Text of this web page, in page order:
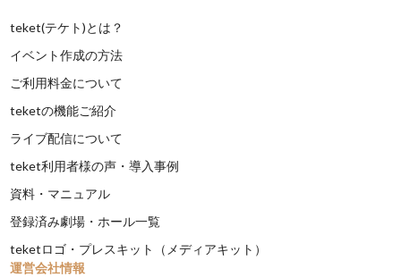
teket(テケト)とは？
イベント作成の方法
ご利用料金について
teketの機能ご紹介
ライブ配信について
teket利用者様の声・導入事例
資料・マニュアル
登録済み劇場・ホール一覧
teketロゴ・プレスキット（メディアキット）
運営会社情報